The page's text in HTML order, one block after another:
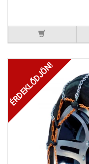
ÉRDEKLŐDJÖN!